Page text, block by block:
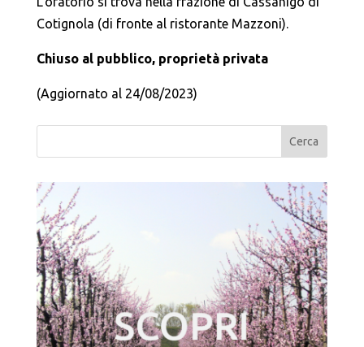
Cotignola (di fronte al ristorante Mazzoni).
Chiuso al pubblico, proprietà privata
(Aggiornato al 24/08/2023)